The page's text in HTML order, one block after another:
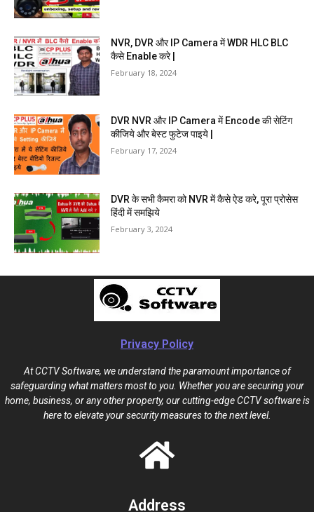
NVR, DVR और IP Camera में WDR HLC BLC
कैसे Enable करे |
February 18, 2024
DVR NVR और IP Camera में Encode की सेटिंग
कीजिये और बेस्ट फुटेज पाइये |
February 17, 2024
DVR के सभी कैमरा को NVR में कैसे ऐड करे, पूरा प्रोसेस
हिंदी में समझिये
February 3, 2024
Privacy Policy
At CCTV Software, we understand the paramount importance of
safeguarding what matters most to you. Whether you are securing your
home, business, or any other property, our cutting-edge CCTV software is
here to elevate your security measures to the next level.
Address